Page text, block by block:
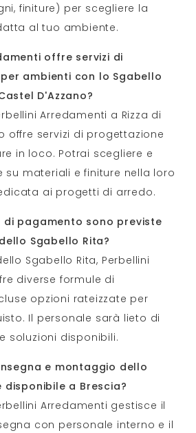
finiture) per scegliere la
al tuo ambiente.
offre servizi di
ambienti con lo Sgabello
D'Azzano?
Arredamenti a Rizza di
offre servizi di progettazione
in loco. Potrai scegliere e
su materiali e finiture nella loro
ai progetti di arredo.
di pagamento sono previste
Sgabello Rita?
Sgabello Rita, Perbellini
diverse formule di
opzioni rateizzate per
Il personale sarà lieto di
soluzioni disponibili.
e montaggio dello
disponibile a Brescia?
Arredamenti gestisce il
con personale interno e il